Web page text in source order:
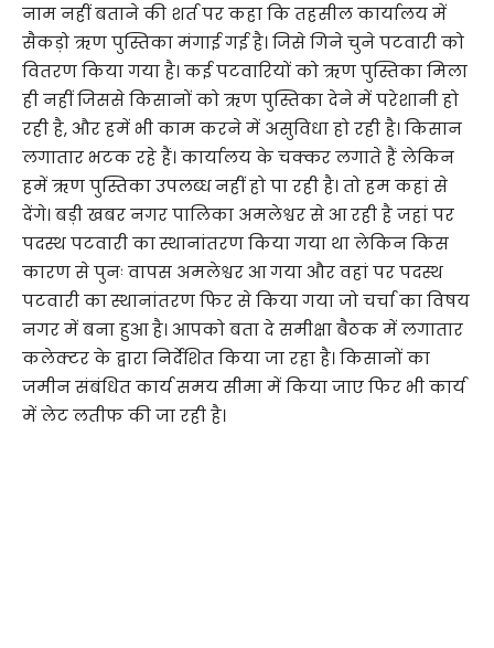
नाम नहीं बताने की शर्त पर कहा कि तहसील कार्यालय में
सैकड़ो ऋण पुस्तिका मंगाई गई है। जिसे गिने चुने पटवारी को
वितरण किया गया है। कई पटवारियों को ऋण पुस्तिका मिला
ही नहीं जिससे किसानों को ऋण पुस्तिका देने में परेशानी हो
रही है, और हमें भी काम करने में असुविधा हो रही है। किसान
लगातार भटक रहे हैं। कार्यालय के चक्कर लगाते हैं लेकिन
हमें ऋण पुस्तिका उपलब्ध नहीं हो पा रही है। तो हम कहां से
देंगे। बड़ी खबर नगर पालिका अमलेश्वर से आ रही है जहां पर
पदस्थ पटवारी का स्थानांतरण किया गया था लेकिन किस
कारण से पुनः वापस अमलेश्वर आ गया और वहां पर पदस्थ
पटवारी का स्थानांतरण फिर से किया गया जो चर्चा का विषय
नगर में बना हुआ है। आपको बता दे समीक्षा बैठक में लगातार
कलेक्टर के द्वारा निर्देशित किया जा रहा है। किसानों का
जमीन संबंधित कार्य समय सीमा में किया जाए फिर भी कार्य
में लेट लतीफ की जा रही है।